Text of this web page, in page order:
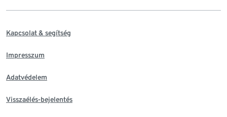
Kapcsolat & segítség
Impresszum
Adatvédelem
Visszaélés-bejelentés